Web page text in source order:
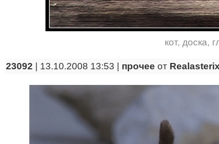
кот, доска,
23092 | 13.10.2008 13:53 | прочее от